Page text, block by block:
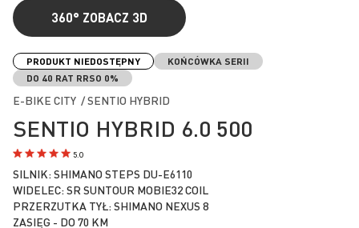
360° ZOBACZ 3D
na
początek
SENTIO HYBRID 6.0 500
5.0
PRODUKT NIEDOSTĘPNY
KOŃCÓWKA SERII
DO 40 RAT RRSO 0%
E-BIKE CITY / SENTIO HYBRID
SILNIK: SHIMANO STEPS DU-E6110
WIDELEC: SR SUNTOUR MOBIE32 COIL
PRZERZUTKA TYŁ: SHIMANO NEXUS 8
ZASIĘG - DO 70 KM